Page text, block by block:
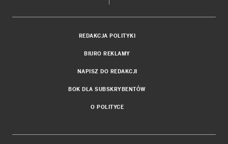
REDAKCJA POLITYKI
BIURO REKLAMY
NAPISZ DO REDAKCJI
BOK DLA SUBSKRYBENTÓW
O POLITYCE